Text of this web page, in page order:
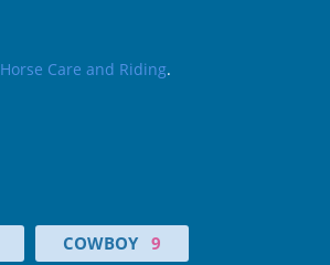
Horse Care and Riding.
COWBOY 9